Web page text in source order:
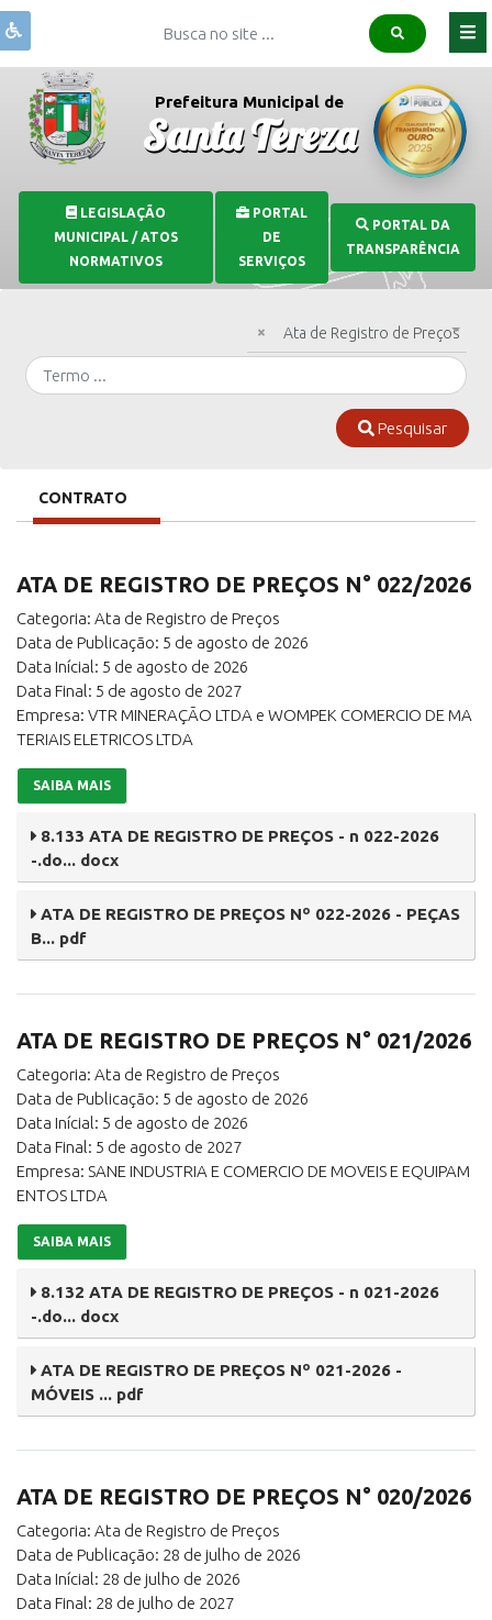
Prefeitura Municipal de
Santa Tereza
LEGISLAÇÃO
MUNICIPAL / ATOS
NORMATIVOS
PORTAL
DE
SERVIÇOS
PORTAL DA
TRANSPARÊNCIA
Institucional
Governo
Publicações
× Ata de Registro de Preços
Pesquisar
CONTRATO
ATA DE REGISTRO DE PREÇOS N° 022/2026
Categoria: Ata de Registro de Preços
Data de Publicação: 5 de agosto de 2026
Data Inícial: 5 de agosto de 2026
Data Final: 5 de agosto de 2027
Empresa: VTR MINERAÇÃO LTDA e WOMPEK COMERCIO DE MA
TERIAIS ELETRICOS LTDA
SAIBA MAIS
8.133 ATA DE REGISTRO DE PREÇOS - n 022-2026
-.do... docx
ATA DE REGISTRO DE PREÇOS Nº 022-2026 - PEÇAS
B... pdf
ATA DE REGISTRO DE PREÇOS N° 021/2026
Categoria: Ata de Registro de Preços
Data de Publicação: 5 de agosto de 2026
Data Inícial: 5 de agosto de 2026
Data Final: 5 de agosto de 2027
Empresa: SANE INDUSTRIA E COMERCIO DE MOVEIS E EQUIPAM
ENTOS LTDA
SAIBA MAIS
8.132 ATA DE REGISTRO DE PREÇOS - n 021-2026
-.do... docx
ATA DE REGISTRO DE PREÇOS Nº 021-2026 -
MÓVEIS ... pdf
ATA DE REGISTRO DE PREÇOS N° 020/2026
Categoria: Ata de Registro de Preços
Data de Publicação: 28 de julho de 2026
Data Inícial: 28 de julho de 2026
Data Final: 28 de julho de 2027